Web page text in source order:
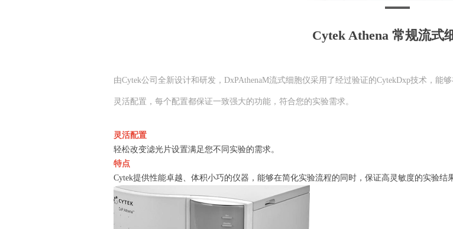
Cytek Athena 常规流式
由Cytek公司全新设计和研发，DxPAthenaM流式细胞仪采用了经过验证的CytekDxp技术，能
灵活配置，每个配置都保证一致强大的功能，符合您的实验需求。
灵活配置
轻松改变滤光片设置满足您不同实验的需求。
特点
Cytek提供性能卓越、体积小巧的仪器，能够在简化实验流程的同时，保证高灵敏度的实验结